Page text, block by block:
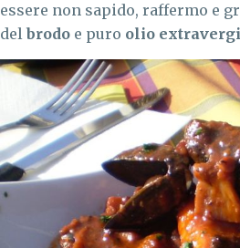
essere non sapido, raffermo e
del brodo e puro olio